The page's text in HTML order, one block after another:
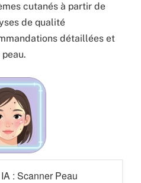
cutanés à partir de
de qualité
détaillées et
: Scanner Peau